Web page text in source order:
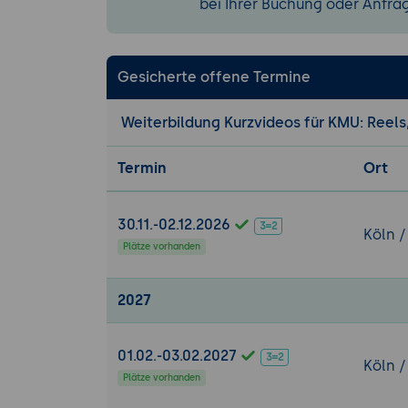
wichtigste
Plattform-
mit Such-
und lokale
Plattform-
Beratung
häufig
oder 4:5
Länge je
Instagram
Minuten,
bei Ihrer Buchung oder
Gesicherte offene Termine
Weiterbildung Kurzvideos für KMU:
Termin Ort
30.11.-02.12.2026
Plätze vorhanden
Köln
2027
01.02.-03.02.2027
Plätze vorhanden
Köln